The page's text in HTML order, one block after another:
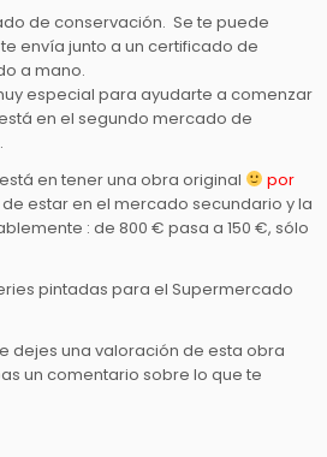
de conservación. Se te puede
envía junto a un certificado de
a mano.
especial para ayudarte a comenzar
en el segundo mercado de
en tener una obra original
por
estar en el mercado secundario y la
: de 800 € pasa a 150 €, sólo
pintadas para el Supermercado
dejes una valoración de esta obra
un comentario sobre lo que te